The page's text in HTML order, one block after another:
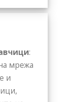
:
мрежа
и